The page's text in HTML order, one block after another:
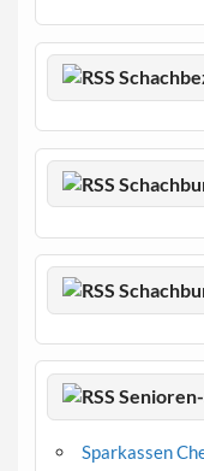
Sparkassen